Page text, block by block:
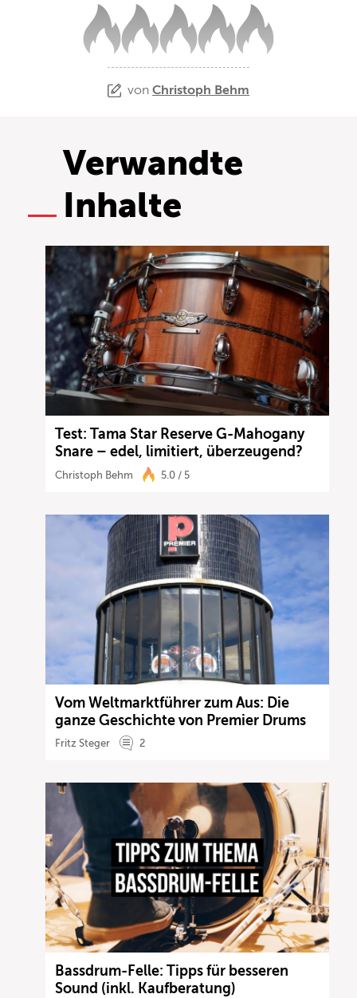
von Christoph Behm
Verwandte
Inhalte
Test: Tama Star Reserve G-Mahogany
Snare – edel, limitiert, überzeugend?
Christoph Behm 5.0 / 5
Vom Weltmarktführer zum Aus: Die
ganze Geschichte von Premier Drums
Fritz Steger 2
Bassdrum-Felle: Tipps für besseren
Sound (inkl. Kaufberatung)